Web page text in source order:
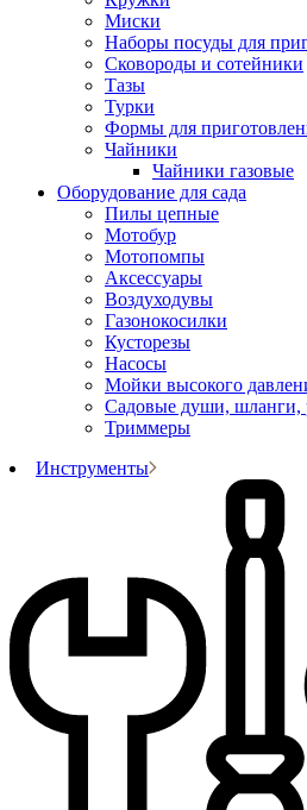
Миски
Наборы посуды для
Сковороды и сотейники
Тазы
Турки
Формы для
Чайники
Чайники газовые
Оборудование для сада
Пилы цепные
Мотобур
Мотопомпы
Аксессуары
Воздуходувы
Газонокосилки
Кусторезы
Насосы
Мойки высокого
Садовые души, шланги,
Триммеры
Инструменты